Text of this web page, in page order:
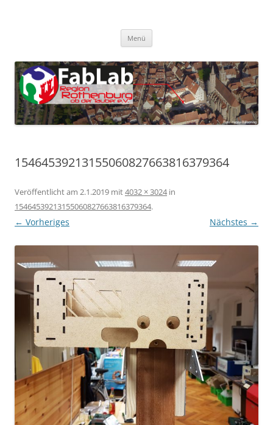
Menü
15464539213155060827663816379364
Veröffentlicht am 2.1.2019 mit4032 × 3024in
15464539213155060827663816379364.
← Vorheriges Nächstes →